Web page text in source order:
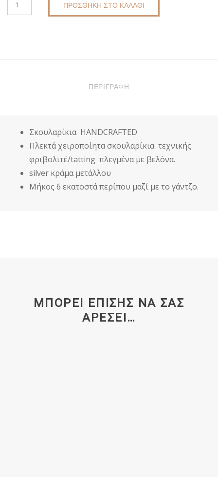
ΠΡΟΣΘΉΚΗ ΣΤΟ ΚΑΛΆΘΙ
ΠΕΡΙΓΡΑΦΉ
Σκουλαρίκια HANDCRAFTED
Πλεκτά χειροποίητα σκουλαρίκια τεχνικής
φριβολιτέ/tatting πλεγμένα με βελόνα.
silver κράμα μετάλλου
Μήκος 6 εκατοστά περίπου μαζί με το γάντζο.
ΜΠΟΡΕΊ ΕΠΊΣΗΣ ΝΑ ΣΑΣ
ΑΡΈΣΕΙ…